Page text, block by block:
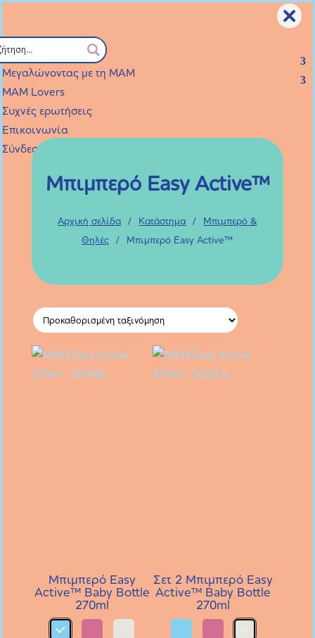
Οι παραγγελίες που θα γίνουν από 7 Αυγούστου μέχρι και
21 Αυγούστου θα εκτελεστούν από Δευτέρα 24 Αυγούστου.
Προϊόντα
Μεγαλώνοντας με τη ΜΑΜ
MAM Lovers
Συχνές ερωτήσεις
Επικοινωνία
Σύνδεση / Εγγραφή
Μπιμπερό Easy Active™
Αρχική σελίδα / Κατάστημα /
Μπιμπερό &
Θηλές
/ Μπιμπερό Easy Active™
Μπιμπερό Easy
Active™ Baby Bottle
270ml
Σετ 2 Μπιμπερό Easy
Active™ Baby Bottle
270ml